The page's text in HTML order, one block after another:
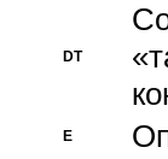
DT
E